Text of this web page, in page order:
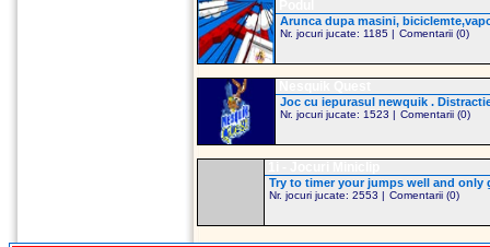
Arunca dupa masini,
Nr. jocuri jucate: 1185 | Comentarii (0)
Joc cu iepurasul newquik .
Nr. jocuri jucate: 1523 | Comentarii (0)
Try to timer your jumps well and only
Nr. jocuri jucate: 2553 | Comentarii (0)